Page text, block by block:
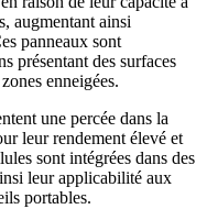
augmentant ainsi
panneaux sont
présentant des surfaces
enneigées.
une percée dans la
leur rendement élevé et
sont intégrées dans des
leur applicabilité aux
portables.